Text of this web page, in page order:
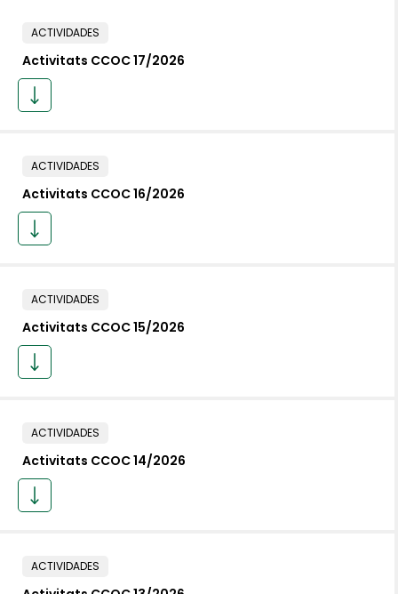
ACTIVIDADES
Activitats CCOC 17/2026
ACTIVIDADES
Activitats CCOC 16/2026
ACTIVIDADES
Activitats CCOC 15/2026
ACTIVIDADES
Activitats CCOC 14/2026
ACTIVIDADES